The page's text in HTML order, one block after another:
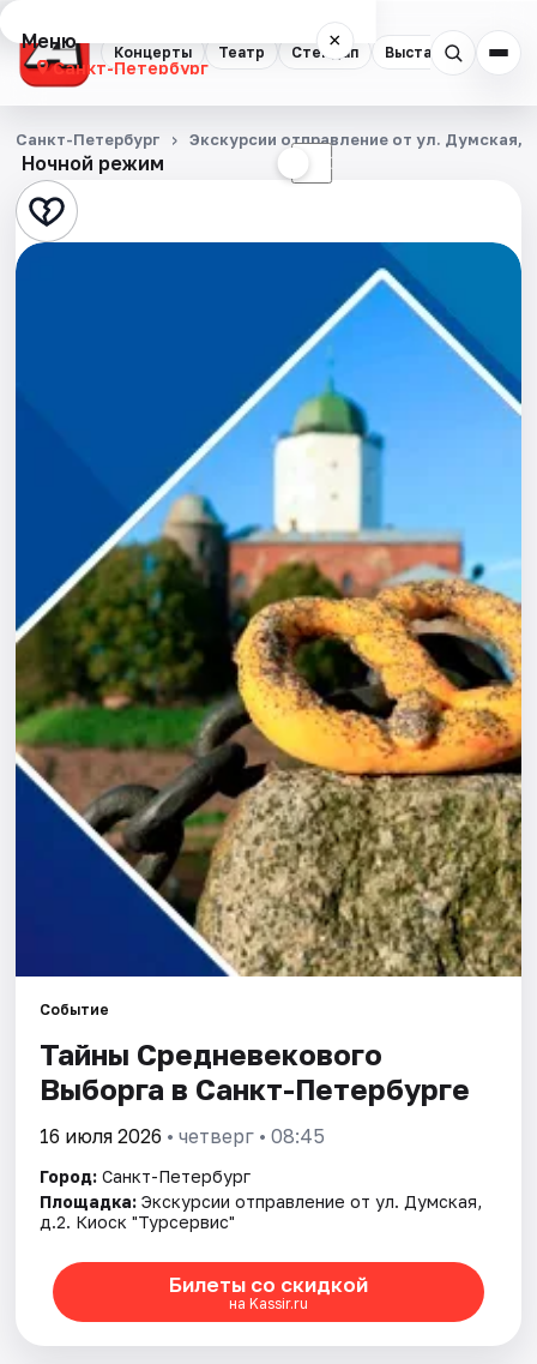
Концерты Театр Стендап Выставки
Меню ×
Санкт-Петербург
Концерты
Театр
Стендап
Города
Площадки
Артисты
Рейтинги
Ночной режим ☾
Санкт-Петербург Экскурсии отправление от ул. Думская,
Событие
Тайны Средневекового
Выборга в Санкт-Петербурге
16 июля 2026 • четверг • 08:45
Город: Санкт-Петербург
Площадка: Экскурсии отправление от ул. Думская,
д.2. Киоск "Турсервис"
Билеты со скидкой
на Kassir.ru